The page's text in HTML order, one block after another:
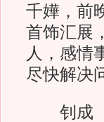
千嬅，前
首饰汇展
人，感情
尽快解决
钊成